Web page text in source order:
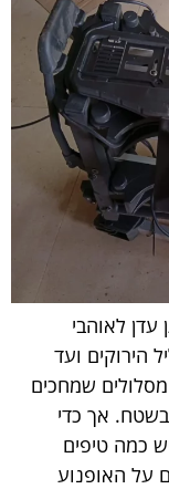
לאוהבי
הירוקים ועד
שמחכים
בשטח. אך כדי
כמה טיפים
על האופנוע